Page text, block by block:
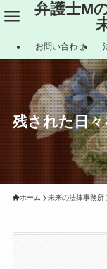
弁護士M
お問い合わせ
残された日
ホーム 未来の法律事務所